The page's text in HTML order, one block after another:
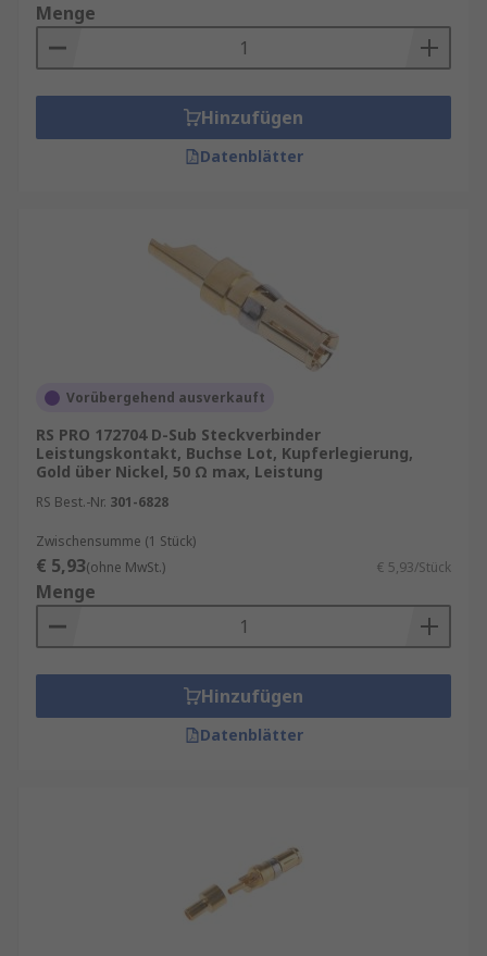
Menge
Hinzufügen
Datenblätter
Vorübergehend ausverkauft
RS PRO 172704 D-Sub Steckverbinder
Leistungskontakt, Buchse Lot, Kupferlegierung,
Gold über Nickel, 50 Ω max, Leistung
RS Best.-Nr. 301-6828
Zwischensumme (1 Stück)
€ 5,93(ohne MwSt.) € 5,93/Stück
Menge
Hinzufügen
Datenblätter